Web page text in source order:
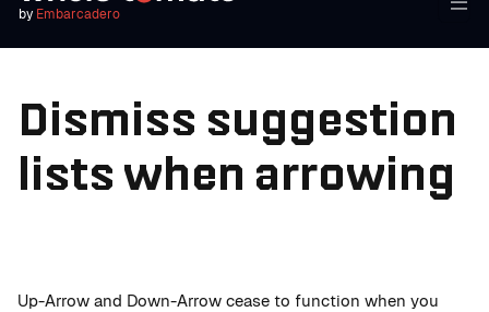
by Embarcadero
Dismiss suggestion
lists when arrowing
Up-Arrow and Down-Arrow cease to function when you